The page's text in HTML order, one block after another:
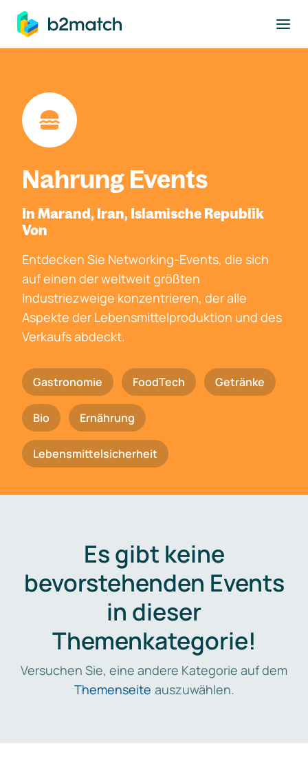
springen
Nahrung Events
In Marand, Iran, Islamische Republik
Von
Entdecken Sie Networking-Events, die sich
auf einen der weltweit größten
Industriezweige konzentrieren, der alle
Aspekte der Lebensmittelproduktion und des
Verkaufs abdeckt.
Gastronomie FoodTech Getränke
Bio Ernährung
Lebensmittelsicherheit
Es gibt keine
bevorstehenden Events
in dieser
Themenkategorie!
Versuchen Sie, eine andere Kategorie auf dem
Themenseite auszuwählen.